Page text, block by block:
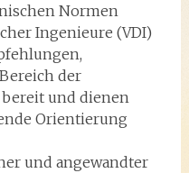
Normen
Ingenieure (VDI)
der
und dienen
Orientierung
und angewandter